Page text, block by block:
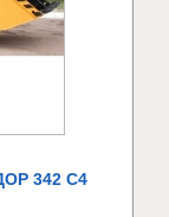
342 C4